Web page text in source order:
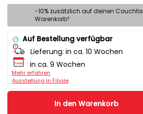
-10% zusätzlich auf deinen
Warenkorb³
Auf Bestellung verfügbar
Lieferung: in ca. 10 Wochen
in ca. 9 Wochen
Mehr erfahren
Ausstellung in Filiale
In den Warenkorb